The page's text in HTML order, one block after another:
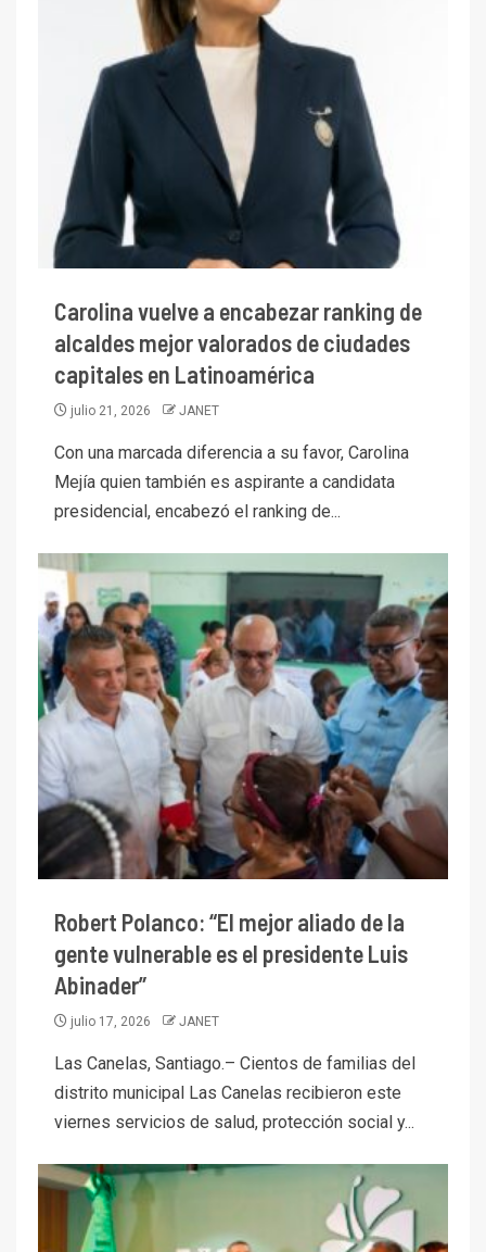
Carolina vuelve a encabezar ranking de
alcaldes mejor valorados de ciudades
capitales en Latinoamérica
julio 21, 2026 JANET
Con una marcada diferencia a su favor, Carolina
Mejía quien también es aspirante a candidata
presidencial, encabezó el ranking de...
Robert Polanco: “El mejor aliado de la
gente vulnerable es el presidente Luis
Abinader”
julio 17, 2026 JANET
Las Canelas, Santiago.– Cientos de familias del
distrito municipal Las Canelas recibieron este
viernes servicios de salud, protección social y...